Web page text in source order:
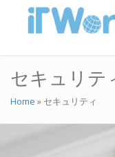
セキュリテ
Home » セキュリティ